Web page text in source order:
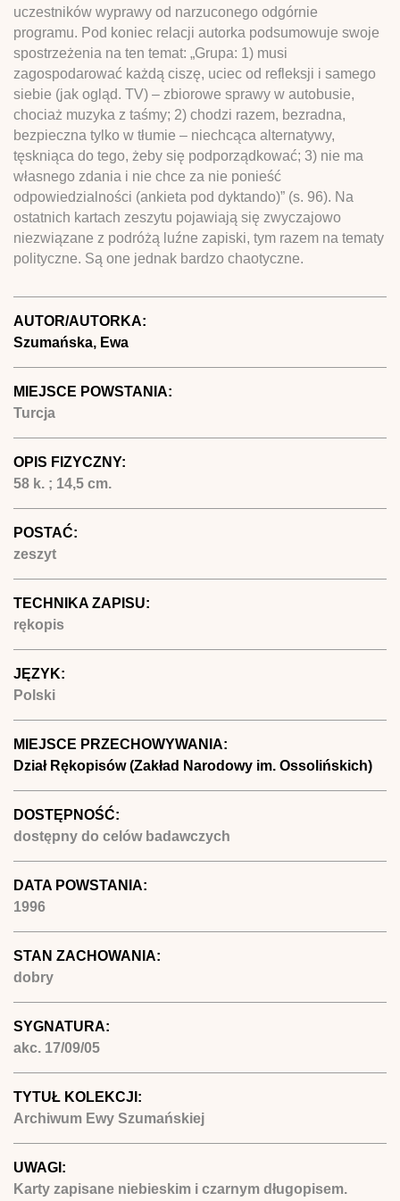
uczestników wyprawy od narzuconego odgórnie
programu. Pod koniec relacji autorka podsumowuje swoje
spostrzeżenia na ten temat: „Grupa: 1) musi
zagospodarować każdą ciszę, uciec od refleksji i samego
siebie (jak ogląd. TV) – zbiorowe sprawy w autobusie,
chociaż muzyka z taśmy; 2) chodzi razem, bezradna,
bezpieczna tylko w tłumie – niechcąca alternatywy,
tęskniąca do tego, żeby się podporządkować; 3) nie ma
własnego zdania i nie chce za nie ponieść
odpowiedzialności (ankieta pod dyktando)” (s. 96). Na
ostatnich kartach zeszytu pojawiają się zwyczajowo
niezwiązane z podróżą luźne zapiski, tym razem na tematy
polityczne. Są one jednak bardzo chaotyczne.
AUTOR/AUTORKA:
Szumańska, Ewa
MIEJSCE POWSTANIA:
Turcja
OPIS FIZYCZNY:
58 k. ; 14,5 cm.
POSTAĆ:
zeszyt
TECHNIKA ZAPISU:
rękopis
JĘZYK:
Polski
MIEJSCE PRZECHOWYWANIA:
Dział Rękopisów (Zakład Narodowy im. Ossolińskich)
DOSTĘPNOŚĆ:
dostępny do celów badawczych
DATA POWSTANIA:
1996
STAN ZACHOWANIA:
dobry
SYGNATURA:
akc. 17/09/05
TYTUŁ KOLEKCJI:
Archiwum Ewy Szumańskiej
UWAGI:
Karty zapisane niebieskim i czarnym długopisem.